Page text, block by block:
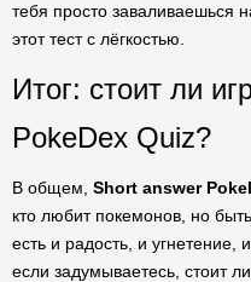
тебя просто заваливаешься
этот тест с лёгкостью.
Итог: стоит ли
PokeDex Quiz?
В общем, Short answer
кто любит покемонов, но
есть и радость, и
если задумываетесь, стоит